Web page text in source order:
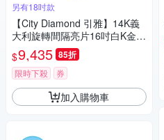
另有18吋款
【City Diamond 引雅】14K義
大利旋轉間隔亮片16吋白K金項
鍊(浮光流影系列)
$9,435 85折
限時下殺 券
加入購物車